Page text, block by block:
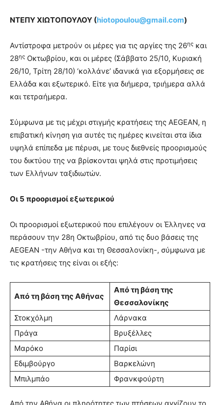
ΝΤΕΠΥ ΧΙΩΤΟΠΟΥΛΟΥ (hiotopoulou@gmail.com)
Αντίστροφα μετρούν οι μέρες για τις αργίες της 26ης και
28ης Οκτωβρίου, και οι μέρες (Σάββατο 25/10, Κυριακή
26/10, Τρίτη 28/10) ‘κολλάνε’ ιδανικά για εξορμήσεις σε
Ελλάδα και εξωτερικό. Είτε για διήμερα, τριήμερα αλλά
και τετραήμερα.
Σύμφωνα με τις μέχρι στιγμής κρατήσεις της AEGEAN, η
επιβατική κίνηση για αυτές τις ημέρες κινείται στα ίδια
υψηλά επίπεδα με πέρυσι, με τους διεθνείς προορισμούς
του δικτύου της να βρίσκονται ψηλά στις προτιμήσεις
των Ελλήνων ταξιδιωτών.
Οι 5 προορισμοί εξωτερικού
Οι προορισμοί εξωτερικού που επιλέγουν οι Έλληνες να
περάσουν την 28η Οκτωβρίου, από τις δυο βάσεις της
AEGEAN -την Αθήνα και τη Θεσσαλονίκη-, σύμφωνα με
τις κρατήσεις της είναι οι εξής:
Από τη βάση της Αθήνας
Από τη βάση της
Θεσσαλονίκης
Στοκχόλμη
Λάρνακα
Πράγα
Βρυξέλλες
Μαρόκο
Παρίσι
Εδιμβούργο
Βαρκελώνη
Μπιλμπάο
Φρανκφούρτη